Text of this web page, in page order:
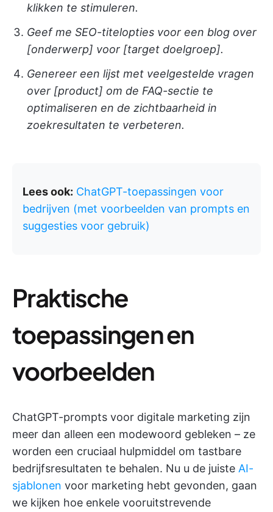
klikken te stimuleren.
Geef me SEO-titelopties voor een blog over
[onderwerp] voor [target doelgroep].
Genereer een lijst met veelgestelde vragen
over [product] om de FAQ-sectie te
optimaliseren en de zichtbaarheid in
zoekresultaten te verbeteren.
Lees ook: ChatGPT-toepassingen voor
bedrijven (met voorbeelden van prompts en
suggesties voor gebruik)
Praktische
toepassingen en
voorbeelden
ChatGPT-prompts voor digitale marketing zijn
meer dan alleen een modewoord gebleken – ze
worden een cruciaal hulpmiddel om tastbare
bedrijfsresultaten te behalen. Nu u de juiste AI-
sjablonen voor marketing hebt gevonden, gaan
we kijken hoe enkele vooruitstrevende